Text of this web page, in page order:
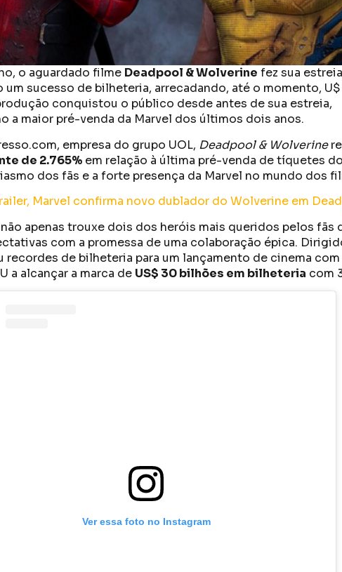
o aguardado filme Deadpool & Wolverine fez sua
um sucesso de bilheteria, arrecadando, até o momento,
conquistou o público desde antes de sua estreia,
a maior pré-venda da Marvel dos últimos dois anos.
empresa do grupo UOL, Deadpool & Wolverine
de 2.765% em relação à última pré-venda de tíquetes
dos fãs e a forte presença da Marvel no mundo dos
Marvel confirma novo dublador do Wolverine em
apenas trouxe dois dos heróis mais queridos pelos fãs
com a promessa de uma colaboração épica.
recordes de bilheteria para um lançamento de cinema
a alcançar a marca de US$ 30 bilhões em bilheteria com
Ver essa foto no Instagram